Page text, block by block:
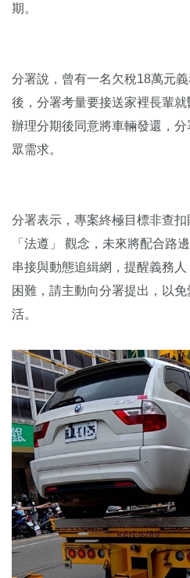
期。
分署說，曾有一名欠稅18萬元
後，分署考量要接送家裡長輩
辦理分期後同意將車輛發還，
眾需求。
分署表示，專案終極目標非查
「法遵」 觀念，未來將配合路
串接與動態追緝網，提醒義務
困難，請主動向分署提出，以
活。